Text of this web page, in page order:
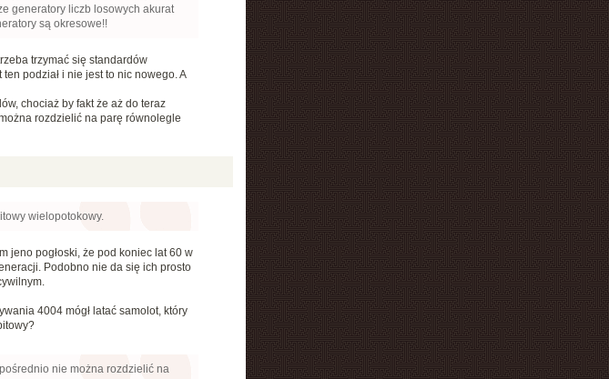
generatory liczb losowych akurat
są okresowe!!
trzymać się standardów
podział i nie jest to nic nowego. A
chociaż by fakt że aż do teraz
rozdzielić na parę równolegle
wielopotokowy.
jeno pogłoski, że pod koniec lat 60 w
Podobno nie da się ich prosto
4004 mógł latać samolot, który
nie można rozdzielić na